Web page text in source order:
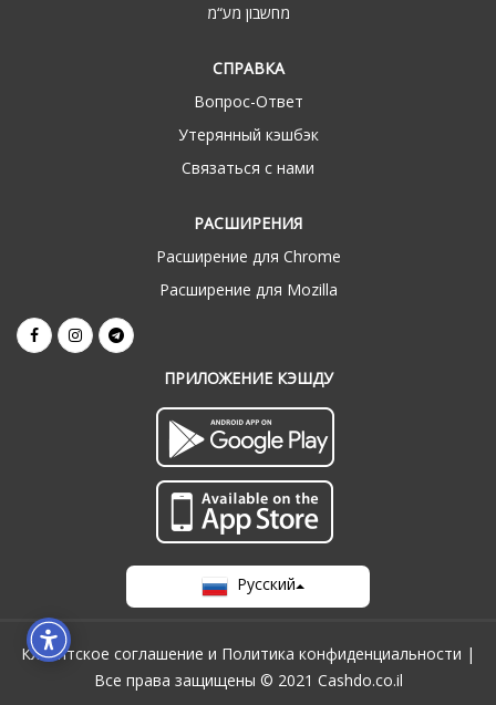
מחשבון מע“מ
СПРАВКА
Вопрос-Ответ
Утерянный кэшбэк
Связаться с нами
РАСШИРЕНИЯ
Расширение для Chrome
Расширение для Mozilla
ПРИЛОЖЕНИЕ КЭШДУ
Русский
Клиентское соглашение и Политика конфиденциальности |
Все права защищены © 2021 Cashdo.co.il